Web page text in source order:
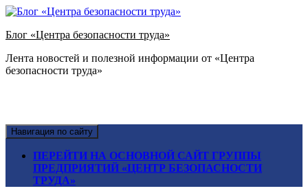
Блог «Центра безопасности труда»
Лента новостей и полезной информации от «Центра
безопасности труда»
Навигация по сайту
ПЕРЕЙТИ НА ОСНОВНОЙ САЙТ ГРУППЫ
ПРЕДПРИЯТИЙ «ЦЕНТР БЕЗОПАСНОСТИ
ТРУДА»